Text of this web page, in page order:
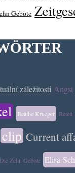
Gebote
záležitosti Angst
Beathe Krueger Beten
clip Current
Die Zehn Gebote Elisa-